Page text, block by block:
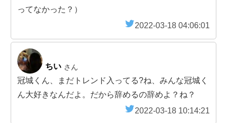
ってなかった？）
2022-03-18 04:06:01
ちい さん
冠城くん、まだトレンド入ってる?ね、みんな冠城く
ん大好きなんだよ。だから辞めるの辞めよ？ね？
2022-03-18 10:14:21